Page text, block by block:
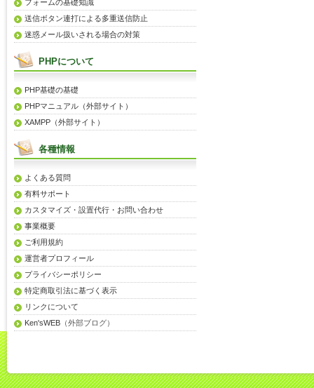
フォームの基礎知識
送信ボタン連打による多重送信防止
迷惑メール扱いされる場合の対策
PHPについて
PHP基礎の基礎
PHPマニュアル（外部サイト）
XAMPP（外部サイト）
各種情報
よくある質問
有料サポート
カスタマイズ・設置代行・お問い合わせ
事業概要
ご利用規約
運営者プロフィール
プライバシーポリシー
特定商取引法に基づく表示
リンクについて
Ken'sWEB （外部ブログ）